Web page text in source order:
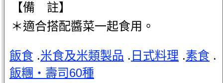
【備 註】
＊適合搭配醬菜一起食用。
飯食 .米食及米類製品 . 日式料理 .素食 .
飯糰‧壽司60種